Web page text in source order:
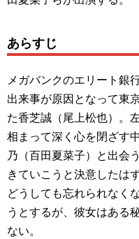
あらすじ
メガバンクのエリート銀
出来事が原因となって東
た香芝誠（尾上松也）。
相まって深く心を閉ざす
乃（百田夏菜子）と出会
きていこうと決意したは
どうしても忘れられなく
うとするが、彼女はある
ない。